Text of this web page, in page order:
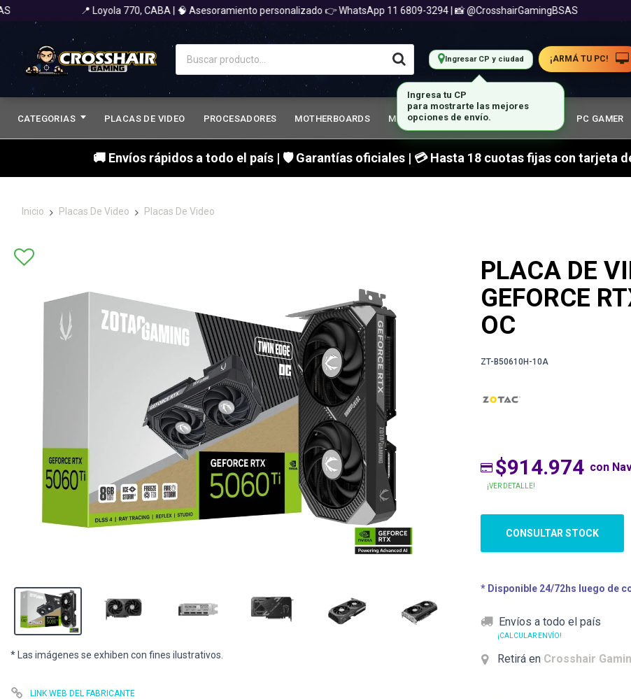
📍 Loyola 770, CABA | 🧠 Asesoramiento personalizado 👉 WhatsApp 11 6809-3294 | 📸 @CrosshairGamingBSAS
Ingresar CP y ciudad ¡ARMÁ TU PC!
CATEGORIAS PLACAS DE VIDEO PROCESADORES MOTHERBOARDS MEMORIA RAM GABINETES GAMER PC GAMER
🚚 Envíos rápidos a todo el país | 🛡 Garantías oficiales | 💳 Hasta 18 cuotas fijas con tarjeta
Inicio Placas De Video Placas De Video
* Las imágenes se exhiben con fines ilustrativos.
LINK WEB DEL FABRICANTE
PLACA DE
GEFORCE
OC
ZT-B50610H-10A
$914.974 con
¡VER DETALLE!
CONSULTAR STOCK
* Disponible 24/72hs luego de
Envíos a todo el país
¡CALCULAR ENVÍO!
Retirá en Crosshair